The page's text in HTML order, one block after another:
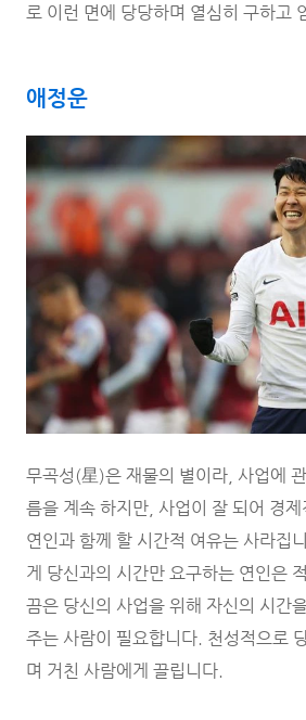
로 이런 면에 당당하며 열심히 구하고
애정운
무곡성(星)은 재물의 별이라, 사업에
름을 계속 하지만, 사업이 잘 되어 경
연인과 함께 할 시간적 여유는 사라집
게 당신과의 시간만 요구하는 연인은
끔은 당신의 사업을 위해 자신의 시간
주는 사람이 필요합니다. 천성적으로
며 거친 사람에게 끌립니다.